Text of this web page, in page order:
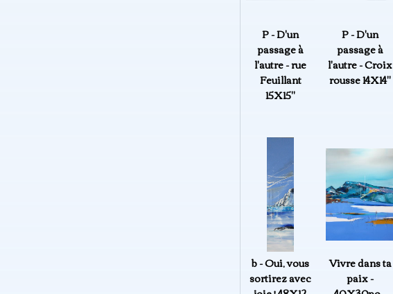
P - D'un
passage à
l'autre - rue
Feuillant
15X15"
P - D'un
passage à
l'autre - Croix
rousse 14X14"
b - Oui, vous
sortirez avec
Vivre dans ta
paix -